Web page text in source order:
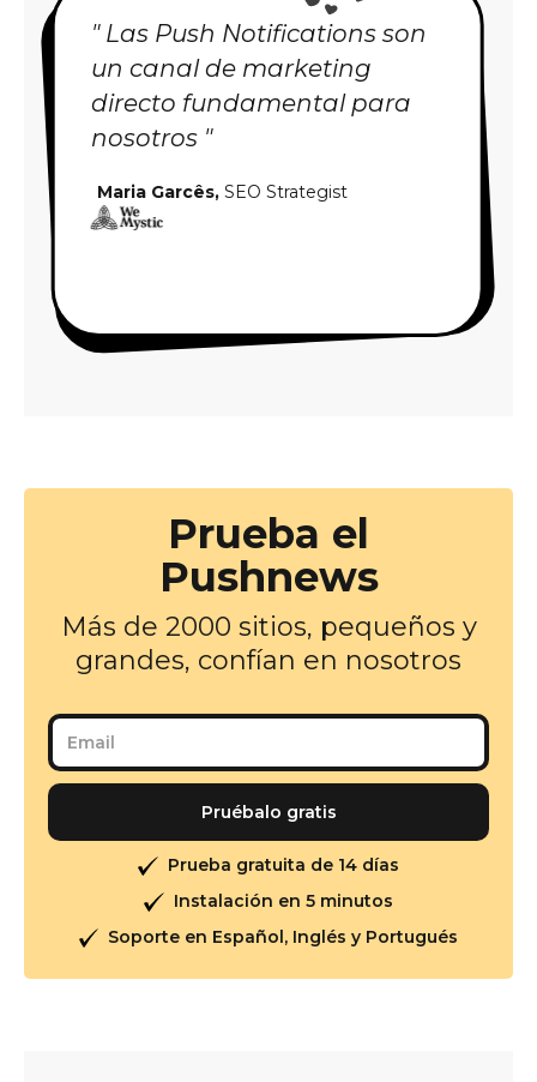
" Las Push Notifications son
un canal de marketing
directo fundamental para
nosotros "
Maria Garcês,SEO Strategist
Prueba el
Pushnews
Más de 2000 sitios, pequeños y
grandes, confían en nosotros
Prueba gratuita de 14 días
Instalación en 5 minutos
Soporte en Español, Inglés y Portugués